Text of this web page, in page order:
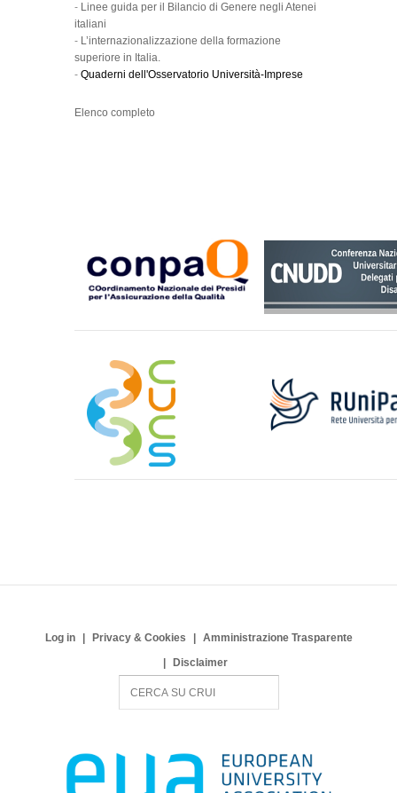
- Linee guida per il Bilancio di Genere negli Atenei
italiani
- L’internazionalizzazione della formazione
superiore in Italia.
- Quaderni dell'Osservatorio Università-Imprese
Elenco completo
Log in Privacy & Cookies
Amministrazione Trasparente
Disclaimer
c